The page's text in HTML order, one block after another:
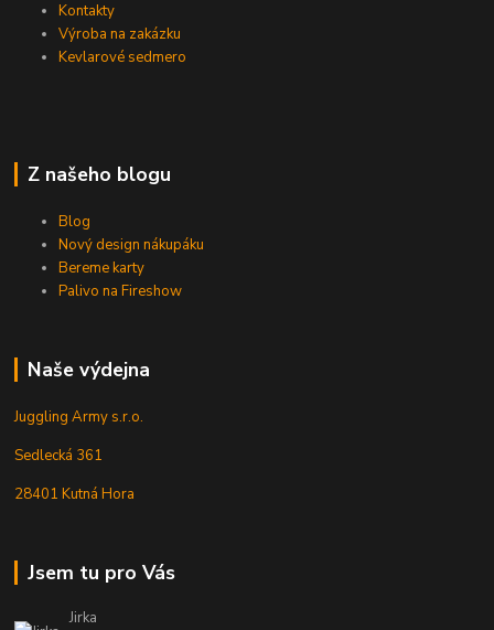
Kontakty
Výroba na zakázku
Kevlarové sedmero
Z našeho blogu
Blog
Nový design nákupáku
Bereme karty
Palivo na Fireshow
Naše výdejna
Juggling Army s.r.o.
Sedlecká 361
28401 Kutná Hora
Jsem tu pro Vás
Jirka